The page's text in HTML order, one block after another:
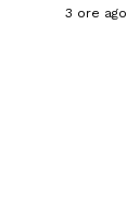
3 ore ago